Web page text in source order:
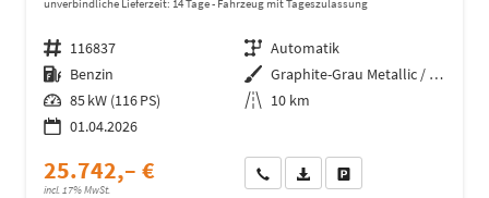
unverbindliche Lieferzeit: 14 Tage Fahrzeug mit Tageszulassung
Fahrzeugnr. 116837 Getriebe Automatik
Kraftstoff Benzin Außenfarbe
Graphite-Grau Metallic / Dach in
Leistung 85 kW (116 PS) Kilometerstand 10 km
01.04.2026
25.742,– €
incl. 17% MwSt.
Wir rufen Sie anFahrzeugexposé (PDF)